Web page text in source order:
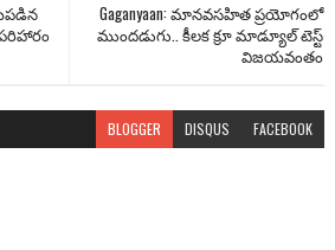
Gaganyaan: మానవసహిత ప్రయోగంలో
ముందడుగు.. కీలక క్రూ మాడ్యూల్ టెస్ట్
విజయవంతం
BLOGGER DISQUS FACEBOOK